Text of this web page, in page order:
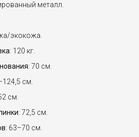
металл.
экокожа.
: 120 кг.
: 70 см.
см.
см.
: 72,5 см.
: 63–70 см.